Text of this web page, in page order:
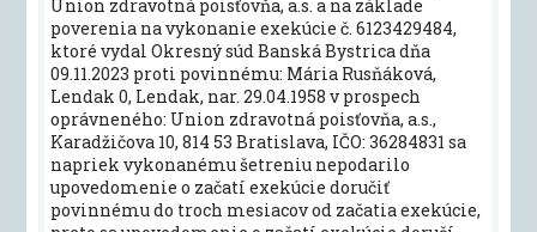
Union zdravotná poisťovňa, a.s. a na základe
poverenia na vykonanie exekúcie č. 6123429484,
ktoré vydal Okresný súd Banská Bystrica dňa
09.11.2023 proti povinnému: Mária Rusňáková,
Lendak 0, Lendak, nar. 29.04.1958 v prospech
oprávneného: Union zdravotná poisťovňa, a.s.,
Karadžičova 10, 814 53 Bratislava, IČO: 36284831 sa
napriek vykonanému šetreniu nepodarilo
upovedomenie o začatí exekúcie doručiť
povinnému do troch mesiacov od začatia exekúcie,